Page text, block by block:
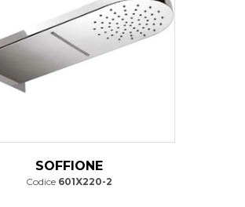
SOFFIONE
Codice 601X220-2